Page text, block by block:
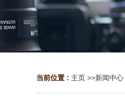
当前位置 : 主页 >>新闻中心